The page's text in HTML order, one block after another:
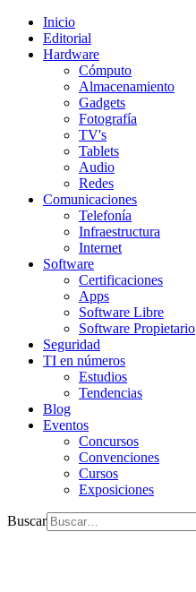
Inicio
Editorial
Hardware
Cómputo
Almacenamiento
Gadgets
Fotografía
TV's
Tablets
Audio
Redes
Comunicaciones
Telefonía
Infraestructura
Internet
Software
Certificaciones
Apps
Software Libre
Software Propietario
Seguridad
TI en números
Estudios
Tendencias
Blog
Eventos
Concursos
Convenciones
Cursos
Exposiciones
Buscar